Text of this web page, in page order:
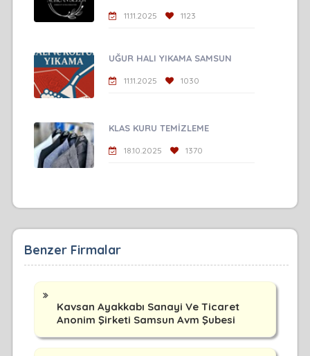
11.11.2025 1123
UĞUR HALI YIKAMA SAMSUN
11.11.2025 1030
KLAS KURU TEMİZLEME
18.10.2025 1370
Benzer Firmalar
Kavsan Ayakkabı Sanayi Ve Ticaret
Anonim Şirketi Samsun Avm Şubesi